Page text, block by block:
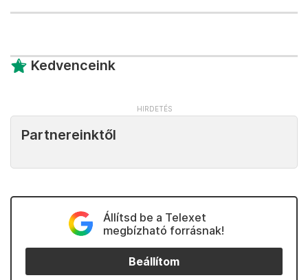
Kedvenceink
Partnereinktől
Állítsd be a Telexet
megbízható forrásnak!
Beállítom